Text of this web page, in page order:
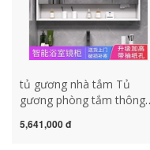
tủ gương nhà tắm Tủ
gương phòng tắm thông
tủ gương nhà vệ sinh riêng
5,641,000 đ